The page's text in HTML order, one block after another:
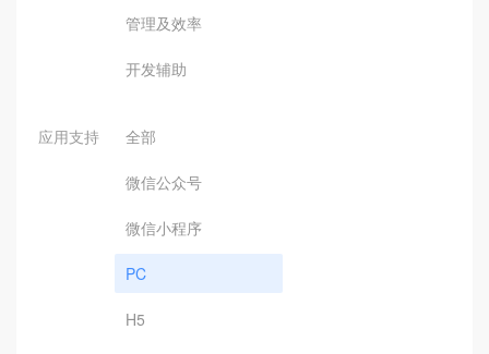
管理及效率
开发辅助
应用支持 全部
微信公众号
微信小程序
PC
H5